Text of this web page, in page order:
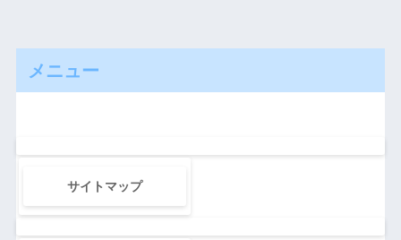
メニュー
サイトマップ